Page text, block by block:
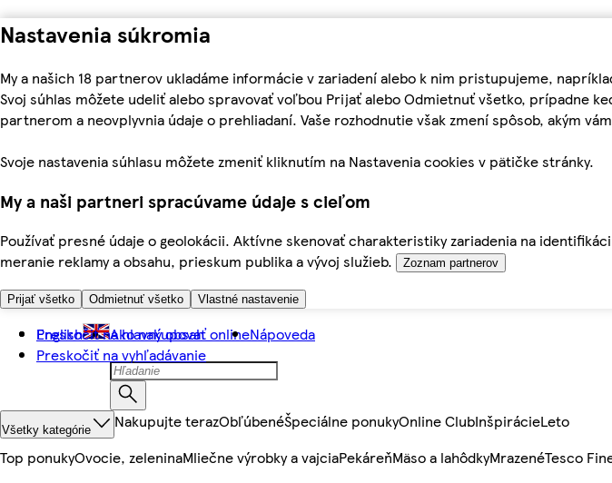
Nastavenia súkromia
My a našich 18 partnerov ukladáme informácie v zariadení alebo k nim pristupujeme,
Svoj súhlas môžete udeliť alebo spravovať voľbou Prijať alebo Odmietnuť všetko, prípadne
partnerom a neovplyvnia údaje o prehliadaní. Vaše rozhodnutie však zmení spôsob, akým
Svoje nastavenia súhlasu môžete zmeniť kliknutím na Nastavenia cookies v pätičke stránky.
My a naši partneri spracúvame údaje s cieľom
Používať presné údaje o geolokácii. Aktívne skenovať charakteristiky zariadenia na
meranie reklamy a obsahu, prieskum publika a vývoj služieb.
Zoznam partnerov
Prijať všetko Odmietnuť všetko Vlastné nastavenie
Preskočiť na hlavný obsah
Preskočiť na vyhľadávanie
English Ako nakupovať onlineNápoveda
Všetky kategórie Nakupujte terazObľúbenéŠpeciálne ponukyOnline ClubInšpirácieLeto
Top ponukyOvocie, zeleninaMliečne výrobky a vajciaPekáreňMäso a lahôdkyMrazenéTesco